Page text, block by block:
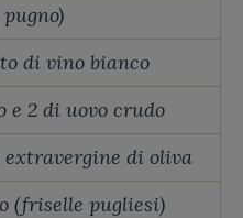
di vino bianco
e 2 di uovo crudo
di oliva
(friselle pugliesi)